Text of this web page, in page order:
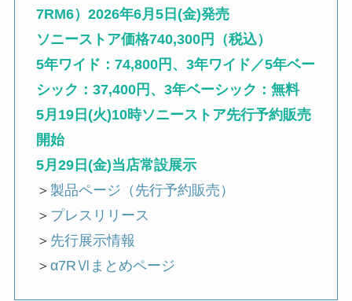
7RM6）2026年6月5日(金)発売
ソニーストア価格740,300円（税込）
5年ワイド：74,800円、3年ワイド／5年ベー
シック：37,400円、3年ベーシック：無料
5月19日(火)10時ソニーストア先行予約販売
開始
5月29日(金)当店常設展示
＞ 製品ページ（先行予約販売）
＞ プレスリリース
＞ 先行展示情報
＞ α7RⅥまとめページ